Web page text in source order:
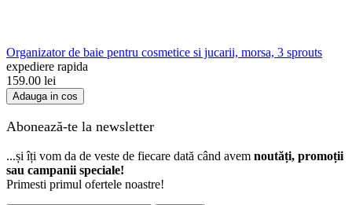
Organizator de baie pentru cosmetice si jucarii, morsa, 3 sprouts
expediere rapida
159.00 lei
Adauga in cos
Abonează-te la newsletter
...și îți vom da de veste de fiecare dată când avem noutăți, promoții
sau campanii speciale!
Primesti primul ofertele noastre!